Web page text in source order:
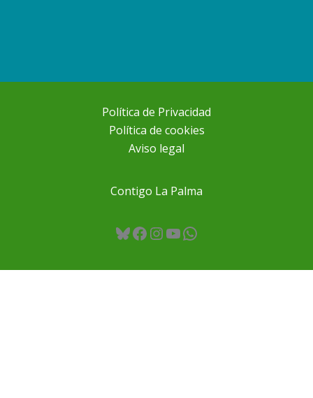
Política de Privacidad
Política de cookies
Aviso legal
Contigo La Palma
Bluesky
Facebook
Instagram
YouTube
WhatsApp